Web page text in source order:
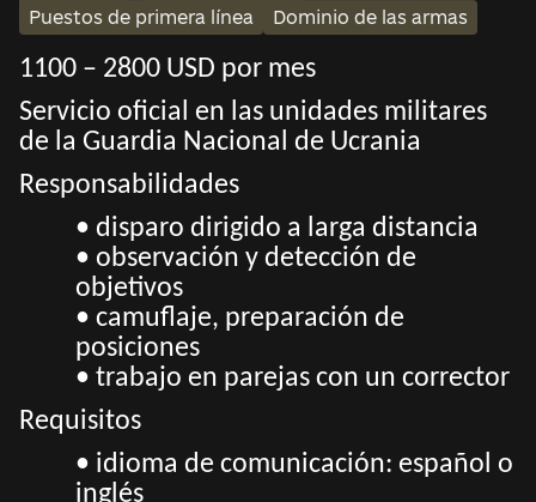
Puestos de primera línea
Dominio de las armas
1100 – 2800 USD por mes
Servicio oficial en las unidades militares
de la Guardia Nacional de Ucrania
Responsabilidades
• disparo dirigido a larga distancia
• observación y detección de
objetivos
• camuflaje, preparación de
posiciones
• trabajo en parejas con un corrector
Requisitos
• idioma de comunicación: español o
inglés